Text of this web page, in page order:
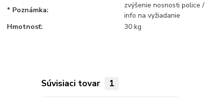
* Poznámka:
zvýšenie nosnosti police /
info na vyžiadanie
Hmotnosť:
30 kg
Súvisiaci tovar 1